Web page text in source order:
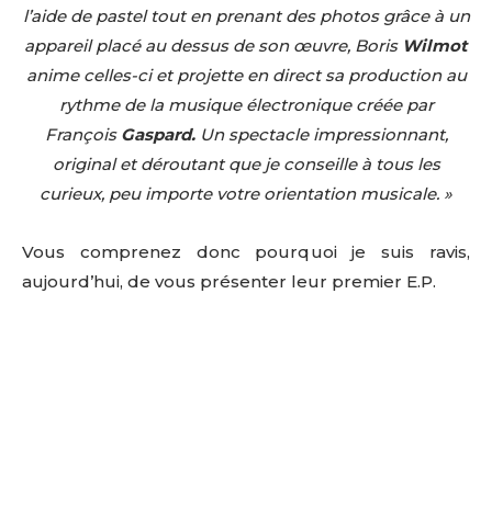
l’aide de pastel tout en prenant des photos grâce à un
appareil placé au dessus de son œuvre, Boris Wilmot
anime celles-ci et projette en direct sa production au
rythme de la musique électronique créée par
François Gaspard.Un spectacle impressionnant,
original et déroutant que je conseille à tous les
curieux, peu importe votre orientation musicale. »
Vous comprenez donc pourquoi je suis ravis,
aujourd’hui, de vous présenter leur premier E.P.